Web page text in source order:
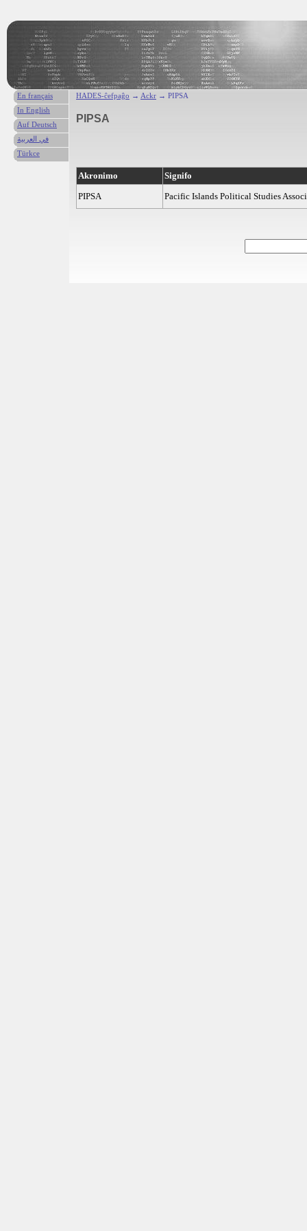
HADES-ĉefpaĝo → Ackr → PIPSA
PIPSA
Akronimo
Signifo
PIPSA
Pacific Islands Political Studies
En français
In English
Auf Deutsch
في العربية
Türkce